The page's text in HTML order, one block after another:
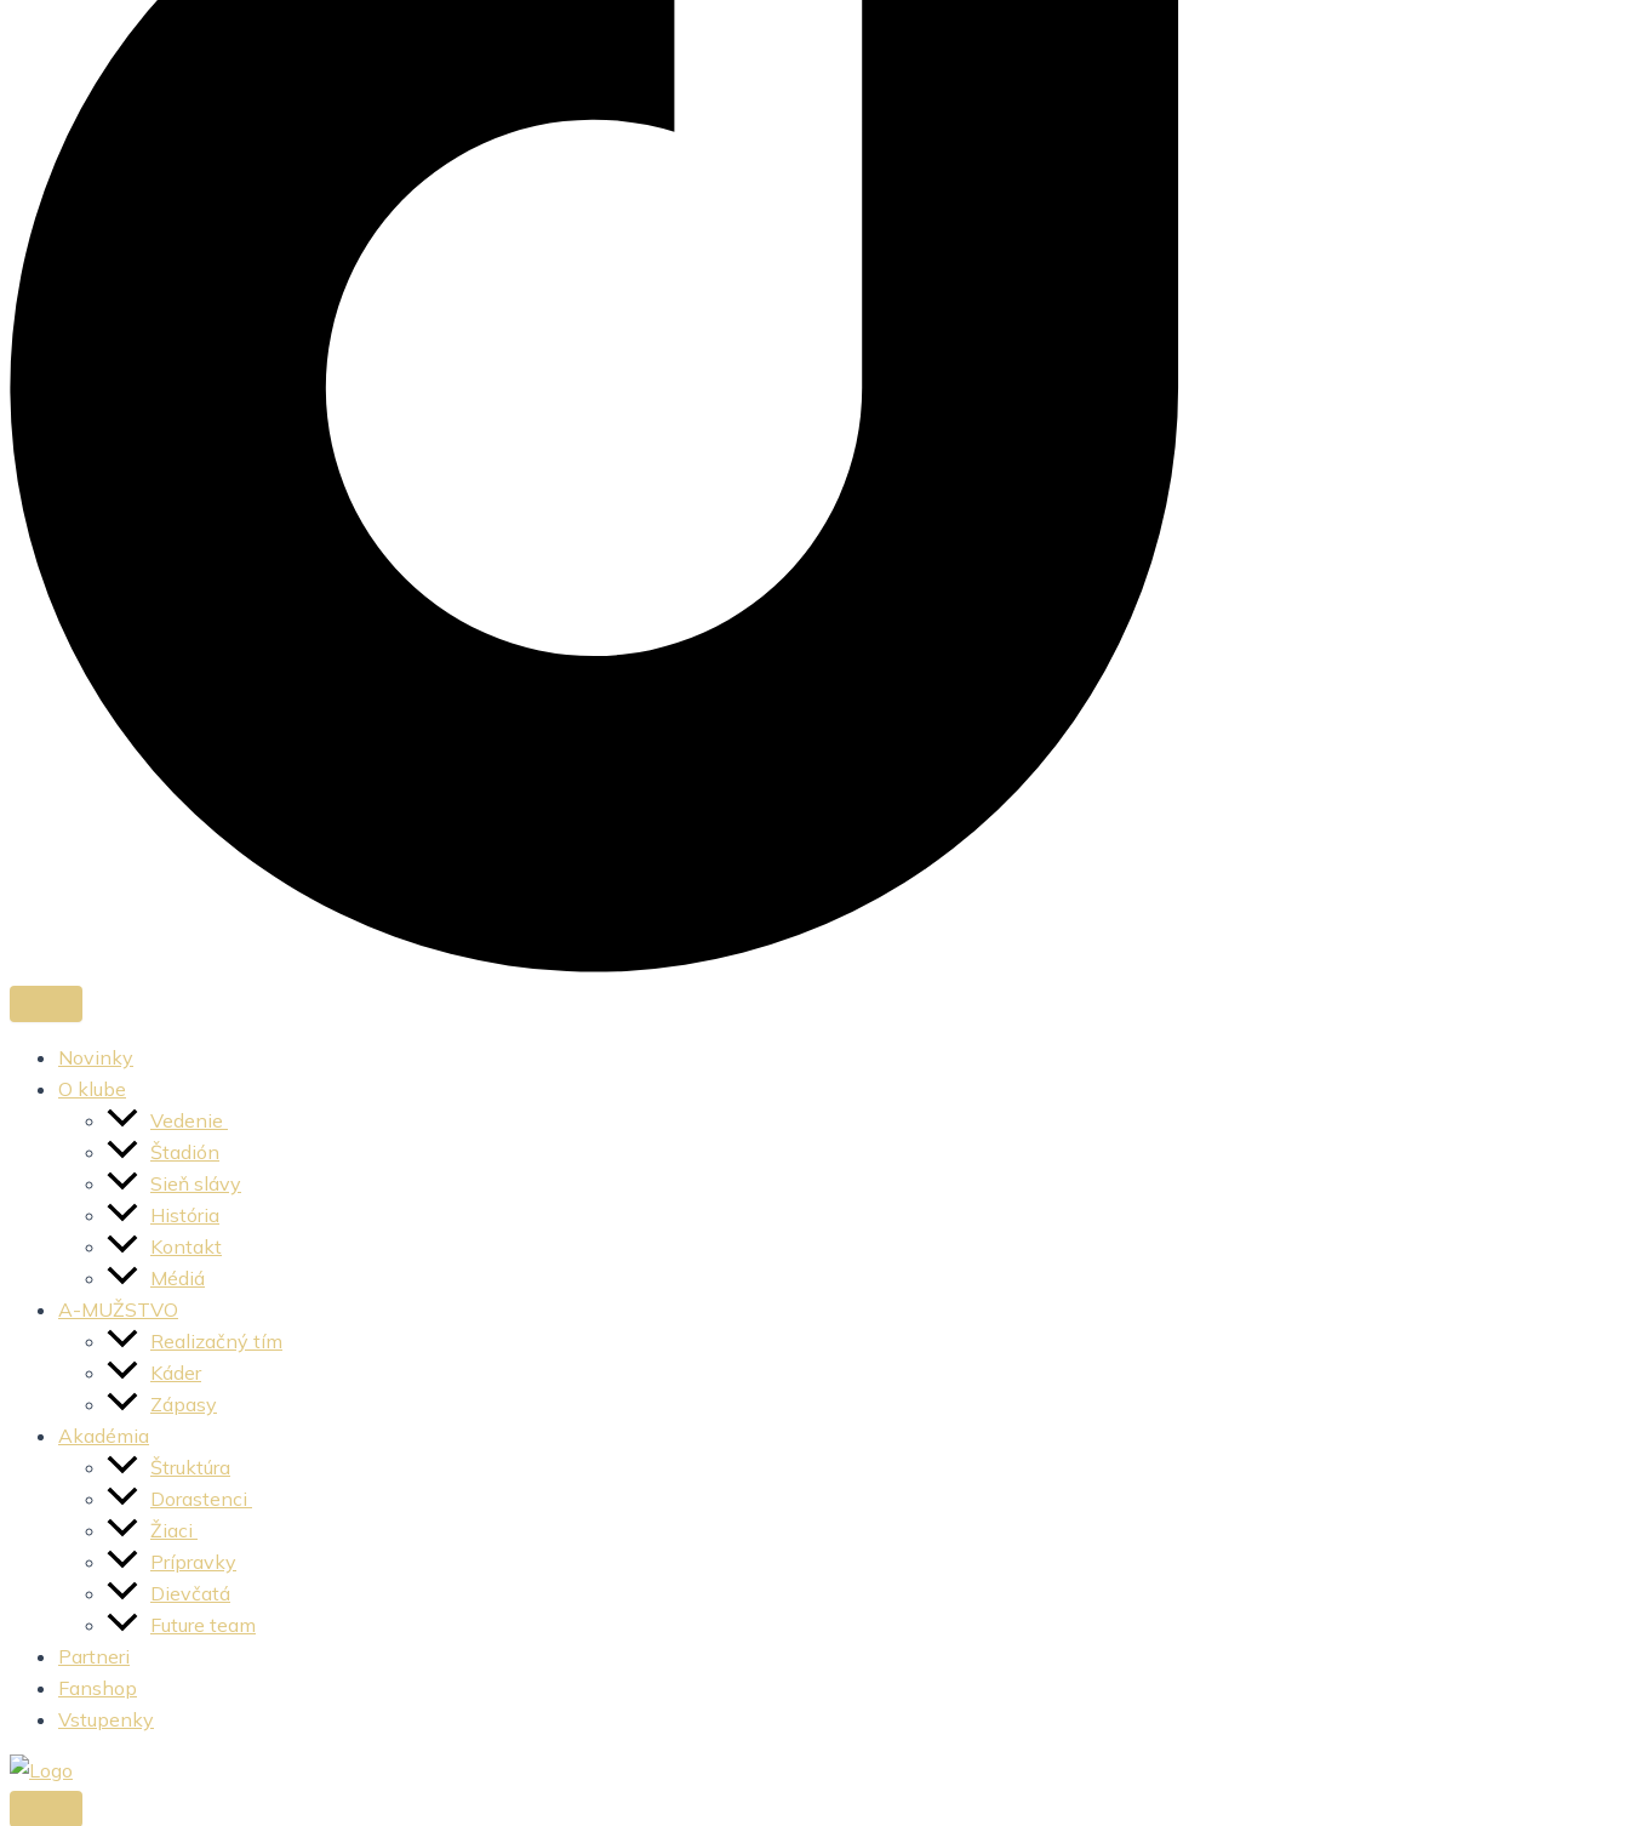
Novinky
O klube
Vedenie
Štadión
Sieň slávy
História
Kontakt
Médiá
A-MUŽSTVO
Realizačný tím
Káder
Zápasy
Akadémia
Štruktúra
Dorastenci
Žiaci
Prípravky
Dievčatá
Future team
Partneri
Fanshop
Vstupenky